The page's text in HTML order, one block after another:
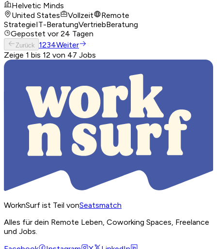
Helvetic Minds
United States
Vollzeit
Remote
StrategieIT-BeratungVertriebBeratung
Gepostet vor 24 Tagen
Zurück 1234Weiter
Zeige 1 bis 12 von 47 Jobs
WorknSurf ist Teil vonSeatsmatch
Alles für dein Remote Leben, Coworking Spaces, Freelance
und Jobs.